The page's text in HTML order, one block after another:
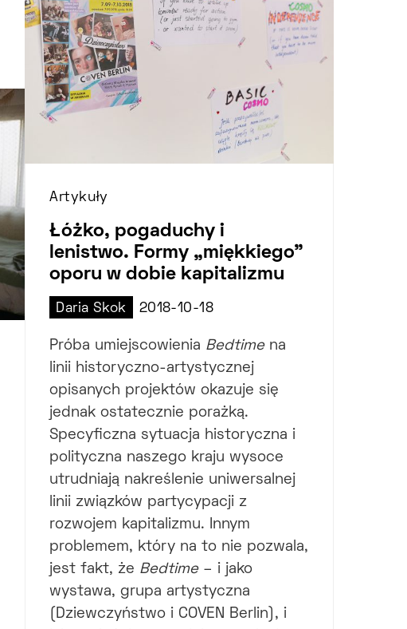
Artykuły
Łóżko, pogaduchy i
lenistwo. Formy „miękkiego”
oporu w dobie kapitalizmu
Daria Skok 2018-10-18
Próba umiejscowienia Bedtimena
linii historyczno-artystycznej
opisanych projektów okazuje się
jednak ostatecznie porażką.
Specyficzna sytuacja historyczna i
polityczna naszego kraju wysoce
utrudniają nakreślenie uniwersalnej
linii związków partycypacji z
rozwojem kapitalizmu. Innym
problemem, który na to nie pozwala,
jest fakt, że Bedtime– i jako
wystawa, grupa artystyczna
(Dziewczyństwo i COVEN Berlin), i